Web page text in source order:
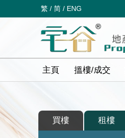
繁 / 简 / ENG
主頁 搵樓/成交
買樓 租樓